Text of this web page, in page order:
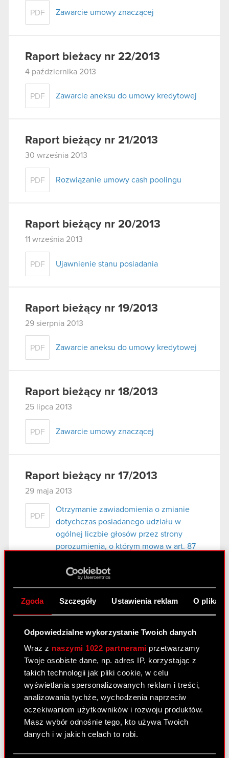
Zgoda Szczegóły Ustawienia reklam O
Odpowiedzialne wykorzystanie Twoich danych
Wraz z naszymi 1022 partnerami przetwarzamy
Twoje osobiste dane, np. adres IP, korzystając z
takich technologii jak pliki cookie, w celu
wyświetlania spersonalizowanych reklam i treści,
analizowania tychże, wychodzenia naprzeciw
oczekiwaniom użytkowników i rozwoju produktów.
Masz wybór odnośnie tego, kto używa Twoich
danych i w jakich celach to robi.
PDF Zawarcie umowy znaczącej
Raport bieżacy nr 22/2013
4 października 2013
PDF Zawarcie aneksu do umowy kredytowej
Raport bieżący nr 21/2013
30 września 2013
PDF Rozwiązanie umowy cash poolingu
Raport bieżący nr 20/2013
11 września 2013
PDF Ujawnienie stanu posiadania
Raport bieżący nr 19/2013
29 sierpnia 2013
PDF Zawarcie aneksu do umowy kredytowej
Raport bieżący nr 18/2013
25 lipca 2013
PDF Zawarcie umowy znaczącej
Raport bieżący nr 17/2013
29 maja 2013
PDF
Otrzymanie zawiadomienia o zmianie
dotychczas posiadanego udziału w
ogólnej liczbie głosów przez strony
porozumienia, o którym mowa w art. 87
o ofercie publicznej
Raport bieżący nr 16/2013
29 maja 2013
PDF
Transakcje osób mających dostęp do
informacji poufnych
Raport bieżący nr 15/2013
23 maja 2013
Zawarcie umowy o kredyt odnawialny z